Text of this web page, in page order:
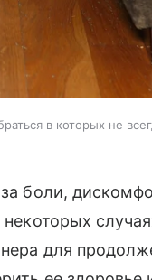
в которых не
боли,
для